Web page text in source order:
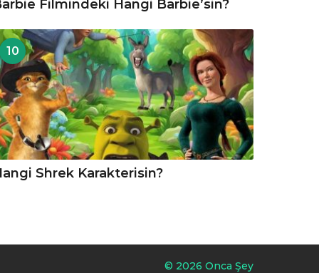
Filmindeki Hangi Barbie’sin?
10
Shrek Karakterisin?
© 2026 Onca Şey